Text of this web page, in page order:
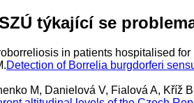
týkající se
in patients hospitalised
Detection of Borrelia burgdorferi
M, Danielová V, Fialová A, Kříž